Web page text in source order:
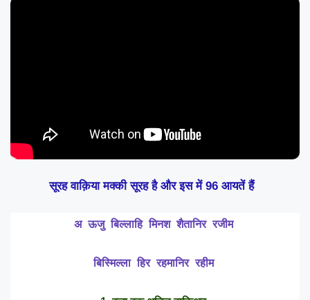
सूरह वाक़िया मक्की सूरह है और इस में 96 आयतें हैं
अ ऊजु बिल्लाहि मिनश शैतानिर रजीम
बिस्मिल्ला हिर रहमानिर रहीम